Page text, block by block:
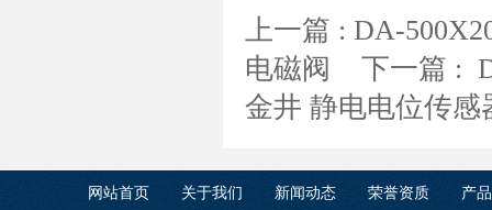
上一篇 : DA-
电磁阀
下一篇 :
金井 静电电位传感
网站首页 关于我们 新闻动态 荣誉资质 产